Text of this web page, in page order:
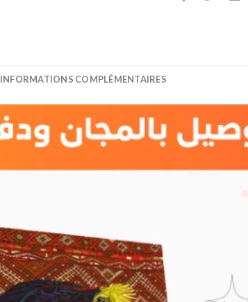
INFORMATIONS COMPLÉMENTAIRES